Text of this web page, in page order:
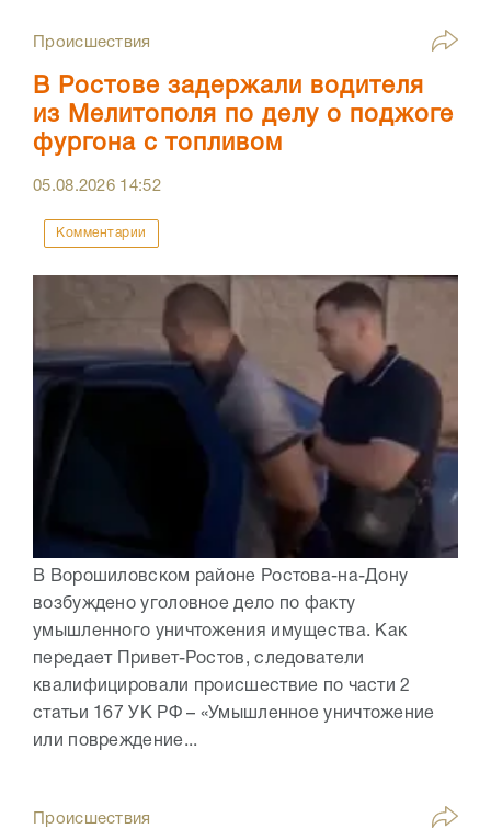
Происшествия
В Ростове задержали водителя
из Мелитополя по делу о поджоге
фургона с топливом
05.08.2026 14:52
Комментарии
В Ворошиловском районе Ростова-на-Дону
возбуждено уголовное дело по факту
умышленного уничтожения имущества. Как
передает Привет-Ростов, следователи
квалифицировали происшествие по части 2
статьи 167 УК РФ – «Умышленное уничтожение
или повреждение...
Происшествия